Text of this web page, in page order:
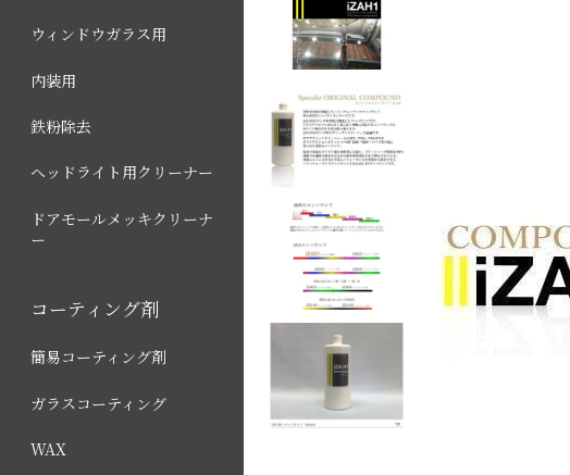
ウィンドウガラス用
内装用
鉄粉除去
ヘッドライト用クリーナー
ドアモールメッキクリーナ
ー
コーティング剤
簡易コーティング剤
ガラスコーティング
WAX